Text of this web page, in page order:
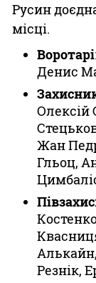
Русин
місці.
Воротарі
Денис
Олексій
Жан
Гльоц,
Резнік,